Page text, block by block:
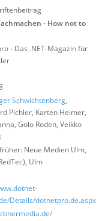
- How not to
- Das .NET-Magazin für
Schwichtenberg,
Pichler, Karten Heimer,
Golo Roden, Veikko
Neue Medien Ulm,
, Ulm
Details/dotnetpro.de.aspx